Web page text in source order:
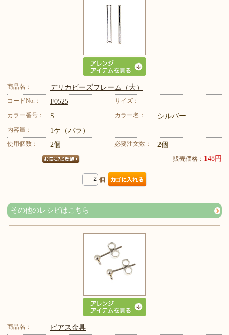
商品名： デリカビーズフレーム（大）
コードNo.： F0525
サイズ：
カラー番号：
S カラー名： シルバー
内容量： 1ケ（バラ）
使用個数： 2個 必要注文数： 2個
販売価格： 148円
個
その他のレシピはこちら
商品名： ピアス金具